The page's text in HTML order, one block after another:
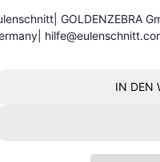
GOLDENZEBRA
IN DEN